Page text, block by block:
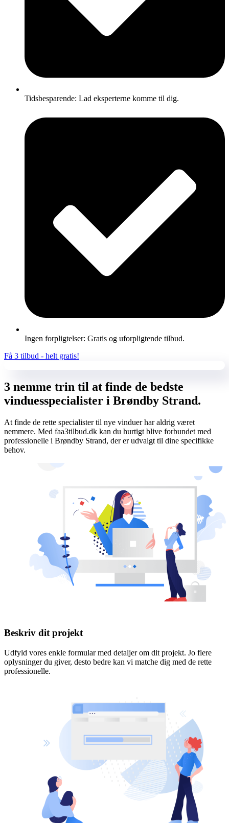
Tidsbesparende: Lad eksperterne komme til dig.
Ingen forpligtelser: Gratis og uforpligtende tilbud.
Få 3 tilbud - helt gratis!
3 nemme trin til at finde de bedste
vinduesspecialister i Brøndby Strand.
At finde de rette specialister til nye vinduer har aldrig været
nemmere. Med faa3tilbud.dk kan du hurtigt blive forbundet med
professionelle i Brøndby Strand, der er udvalgt til dine specifikke
behov.
Beskriv dit projekt
Udfyld vores enkle formular med detaljer om dit projekt. Jo flere
oplysninger du giver, desto bedre kan vi matche dig med de rette
professionelle.